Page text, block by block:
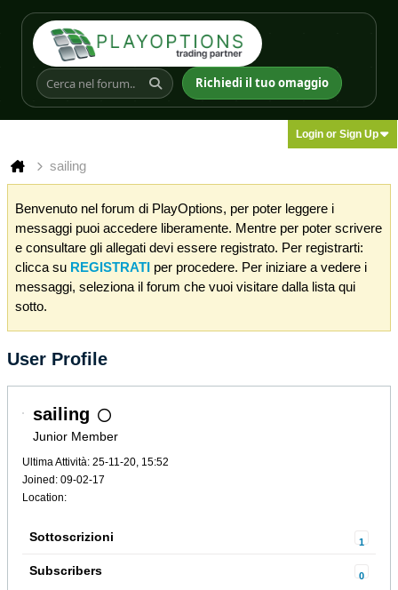
Richiedi il tuo omaggio
Login or Sign Up
sailing
Benvenuto nel forum di PlayOptions, per poter leggere i
messaggi puoi accedere liberamente. Mentre per poter scrivere
e consultare gli allegati devi essere registrato. Per registrarti:
clicca su REGISTRATI per procedere. Per iniziare a vedere i
messaggi, seleziona il forum che vuoi visitare dalla lista qui
sotto.
User Profile
sailing
Junior Member
Ultima Attività: 25-11-20, 15:52
Joined: 09-02-17
Location:
Sottoscrizioni 1
Subscribers 0